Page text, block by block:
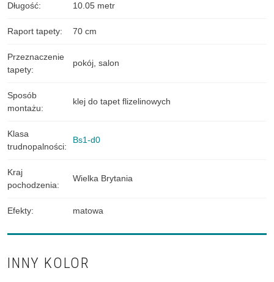
Długość: 10.05 metr
Raport tapety: 70 cm
Przeznaczenie
tapety:
pokój, salon
Sposób
montażu:
klej do tapet flizelinowych
Klasa
trudnopalności:
Bs1-d0
Kraj
pochodzenia:
Wielka Brytania
Efekty: matowa
INNY KOLOR